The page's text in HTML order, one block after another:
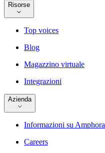
Risorse
Top voices
Blog
Magazzino virtuale
Integrazioni
Azienda
Informazioni su Amphora
Careers